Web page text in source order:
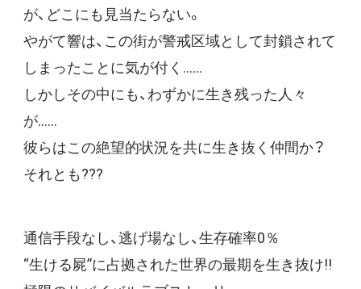
が、どこにも見当たらない。
やがて響は、この街が警戒区域として封鎖されて
しまったことに気が付く……
しかしその中にも、わずかに生き残った人々
が……
彼らはこの絶望的状況を共に生き抜く仲間か？
それとも???
通信手段なし、逃げ場なし、生存確率0％
“生ける屍”に占拠された世界の最期を生き抜け!!